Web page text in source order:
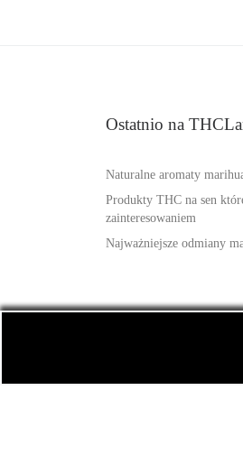
Ostatnio na
Naturalne aromaty
Produkty THC na sen
zainteresowaniem
Najważniejsze odmiany